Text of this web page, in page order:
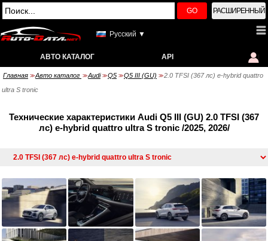
GO РАСШИРЕННЫЙ
Русский ▼
АВТО КАТАЛОГ API
Главная >> Авто каталог >> Audi >> Q5 >> Q5 III (GU) >> 2.0 TFSI (367 лс) e-hybrid quattro
ultra S tronic
Технические характеристики Audi Q5 III (GU) 2.0 TFSI (367
лс) e-hybrid quattro ultra S tronic /2025, 2026/